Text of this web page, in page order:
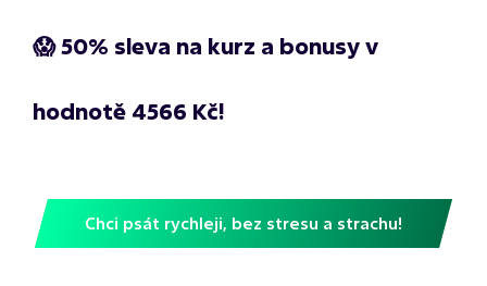
😱 50% sleva na kurz a bonusy v
hodnotě 4566 Kč!
Chci psát rychleji, bez stresu a strachu!